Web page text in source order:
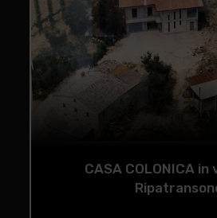
CASA COLONICA in